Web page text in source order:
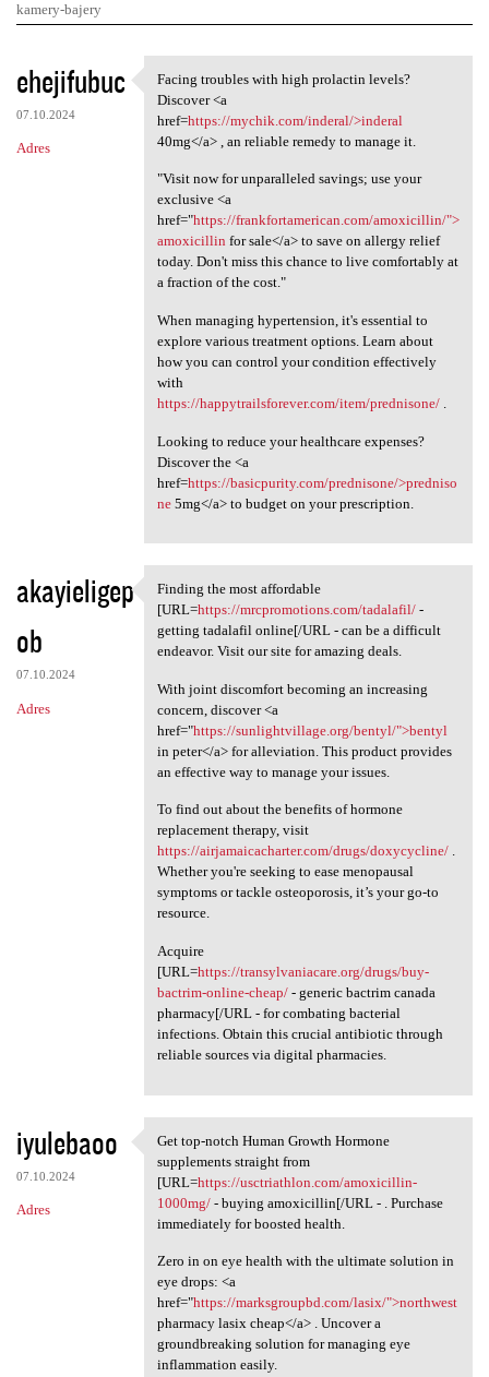
kamery-bajery
K
o
m
e
ehejifubuc
07.10.2024
Adres
Facing troubles with high
Facing troubles with high prolactin levels?
Discover <a
href=https://mychik.com/inderal/>inderal
40mg</a> , an reliable remedy to manage it.
"Visit now for unparalleled savings; use your
exclusive <a
href="https://frankfortamerican.com/amoxicillin/">
amoxicillin for sale</a> to save on allergy relief
today. Don't miss this chance to live comfortably at
a fraction of the cost."
When managing hypertension, it's essential to
explore various treatment options. Learn about
how you can control your condition effectively
with
https://happytrailsforever.com/item/prednisone/.
Looking to reduce your healthcare expenses?
Discover the <a
href=https://basicpurity.com/prednisone/>predniso
ne5mg</a> to budget on your prescription.
akayieligep
ob
07.10.2024
Adres
Finding the most affordable
Finding the most affordable
[URL=https://mrcpromotions.com/tadalafil/-
getting tadalafil online[/URL - can be a difficult
endeavor. Visit our site for amazing deals.
With joint discomfort becoming an increasing
concern, discover <a
href="https://sunlightvillage.org/bentyl/">bentyl
in peter</a> for alleviation. This product provides
an effective way to manage your issues.
To find out about the benefits of hormone
replacement therapy, visit
https://airjamaicacharter.com/drugs/doxycycline/.
Whether you're seeking to ease menopausal
symptoms or tackle osteoporosis, it’s your go-to
resource.
Acquire
[URL=https://transylvaniacare.org/drugs/buy-
bactrim-online-cheap/- generic bactrim canada
pharmacy[/URL - for combating bacterial
infections. Obtain this crucial antibiotic through
reliable sources via digital pharmacies.
iyulebaoo
07.10.2024
Adres
Get top-notch Human Growth
Get top-notch Human Growth Hormone
supplements straight from
[URL=https://usctriathlon.com/amoxicillin-
1000mg/- buying amoxicillin[/URL - . Purchase
immediately for boosted health.
Zero in on eye health with the ultimate solution in
eye drops: <a
href="https://marksgroupbd.com/lasix/">northwest
pharmacy lasix cheap</a> . Uncover a
groundbreaking solution for managing eye
inflammation easily.